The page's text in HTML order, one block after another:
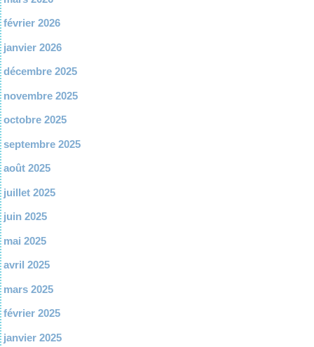
février 2026
janvier 2026
décembre 2025
novembre 2025
octobre 2025
septembre 2025
août 2025
juillet 2025
juin 2025
mai 2025
avril 2025
mars 2025
février 2025
janvier 2025